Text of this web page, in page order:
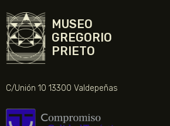
MUSEO
GREGORIO
PRIETO
C/Unión 10 13300 Valdepeñas